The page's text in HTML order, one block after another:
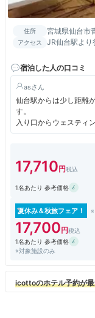
住所 宮城県仙台市
アクセス JR仙台駅より
宿泊した人の口コミ
as
仙台駅からは少し距離
す。
入り口からウェスティ
がいいです。
プラチナ会員のラウン
カレーやローストビー
のがありがたいです。
プラチナ会員特典でレ
やそのほかのビュッフ
は早めに行くのがいい
17,710
1名あたり 参考価格
夏休み＆秋旅フェア！
17,700
1名あたり 参考価格
※対象施設のみ